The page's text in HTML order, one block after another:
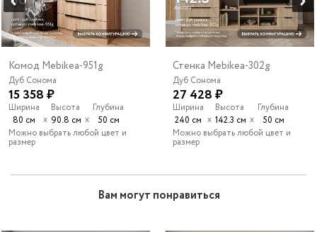
Комод Mebikea-951g
Дуб Сонома
15 358 ₽
Ширина
80 см
х
Высота
90.8 см х
Глубина
50 см
Можно выбрать любой цвет и
размер
Стенка Mebikea-302g
Дуб Сонома
27 428 ₽
Ширина
240 см х
Высота
142.3 см х
Глубина
50 см
Можно выбрать любой цвет и
размер
Вам могут понравиться